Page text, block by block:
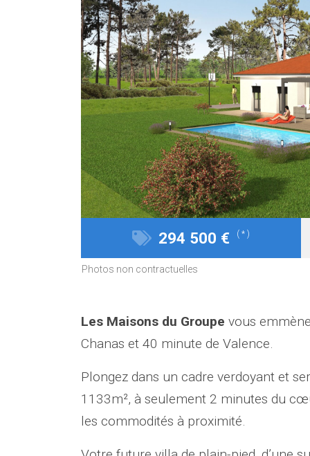
294 500 € ( * )
Photos non contractuelles
Les Maisons du Groupe vous
Chanas et 40 minute de Valence.
Plongez dans un cadre verdoyant et
1133m², à seulement 2 minutes du
les commodités à proximité.